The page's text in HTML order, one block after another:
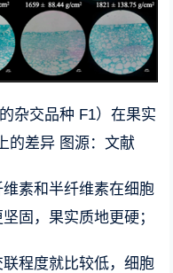
杂交品种 F1）在果实
的差异 图源：文献
素和半纤维素在细胞
固，果实质地更硬；
程度就比较低，细胞